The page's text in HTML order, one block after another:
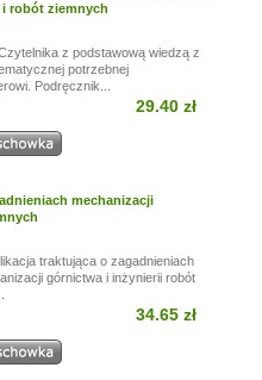
robót ziemnych
z podstawową wiedzą z
potrzebnej
Podręcznik...
29.40 zł
mechanizacji
traktująca o zagadnieniach
górnictwa i inżynierii robót
34.65 zł